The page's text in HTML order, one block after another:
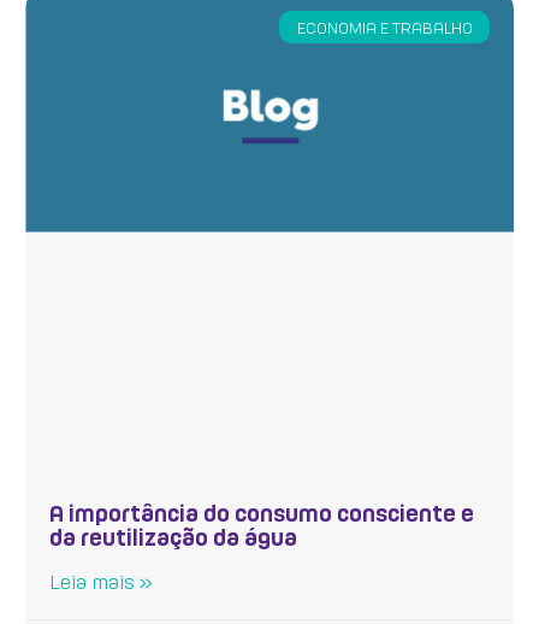
ECONOMIA E TRABALHO
A importância do consumo consciente e
da reutilização da água
Leia mais »